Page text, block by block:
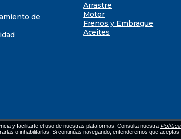
de
Arrastre
Motor
Frenos y Embrague
Aceites
y facilitarte el uso de nuestras plataformas. Consulta nuestra
o inhabilitarlas. Si continúas navegando, entenderemos que aceptas